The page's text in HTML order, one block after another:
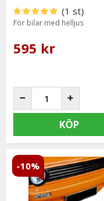
(1 st)
För bilar med helljus
595 kr
KÖP
-10%